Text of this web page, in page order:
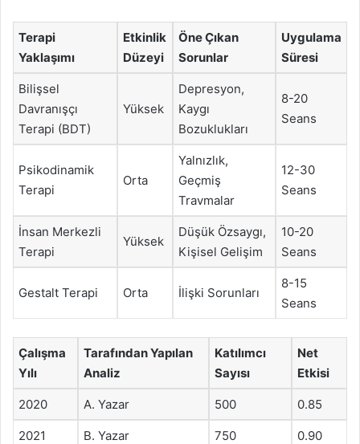
Terapi
Yaklaşımı
Etkinlik
Düzeyi
Öne Çıkan
Sorunlar
Uygulama
Süresi
Bilişsel
Davranışçı
Terapi (BDT)
Yüksek
Depresyon,
Kaygı
Bozuklukları
8-20
Seans
Psikodinamik
Terapi
Orta
Yalnızlık,
Geçmiş
Travmalar
12-30
Seans
İnsan Merkezli
Terapi
Yüksek
Düşük Özsaygı,
Kişisel Gelişim
10-20
Seans
Gestalt Terapi Orta İlişki Sorunları
8-15
Seans
Çalışma
Yılı
Tarafından Yapılan
Analiz
Katılımcı
Sayısı
Net
Etkisi
2020 A. Yazar 500 0.85
2021 B. Yazar 750 0.90